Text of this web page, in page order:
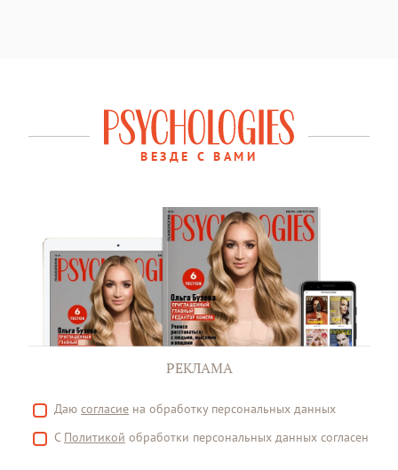
ВЕЗДЕ С ВАМИ
РЕКЛАМА
Даю согласие на обработку персональных данных
С Политикой обработки персональных данных согласен